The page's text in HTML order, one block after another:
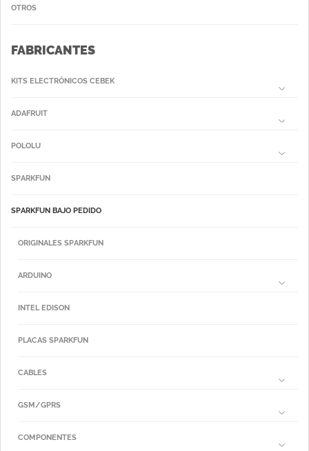
OTROS
FABRICANTES
KITS ELECTRÓNICOS CEBEK
ADAFRUIT
POLOLU
SPARKFUN
SPARKFUN BAJO PEDIDO
ORIGINALES SPARKFUN
ARDUINO
INTEL EDISON
PLACAS SPARKFUN
CABLES
GSM/GPRS
COMPONENTES